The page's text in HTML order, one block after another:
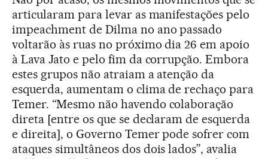
articularam para levar as manifestações pelo
impeachment de Dilma no ano passado
voltarão às ruas no próximo dia 26 em apoio
à Lava Jato e pelo fim da corrupção. Embora
estes grupos não atraiam a atenção da
esquerda, aumentam o clima de rechaço para
Temer. “Mesmo não havendo colaboração
direta [entre os que se declaram de esquerda
e direita], o Governo Temer pode sofrer com
ataques simultâneos dos dois lados”, avalia